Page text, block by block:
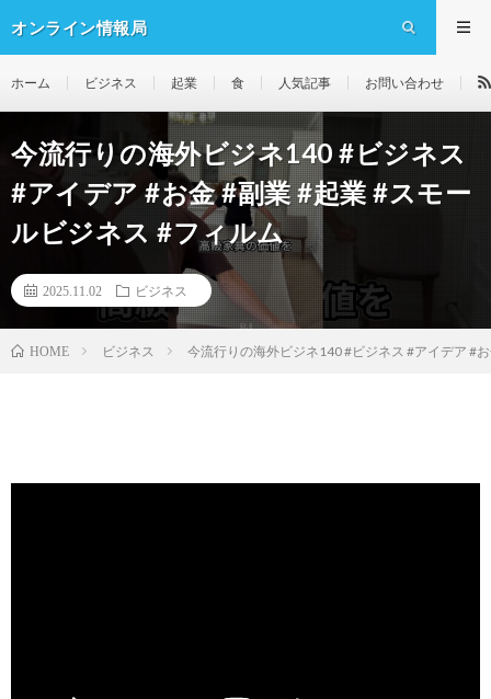
オンライン情報局
ホーム ビジネス 起業 食 人気記事 お問い合わせ
今流行りの海外ビジネ140 #ビジネス
#アイデア #お金 #副業 #起業 #スモー
ルビジネス #フィルム
2025.11.02 ビジネス
HOME ビジネス 今流行りの海外ビジネ140 #ビジネス #アイデア #